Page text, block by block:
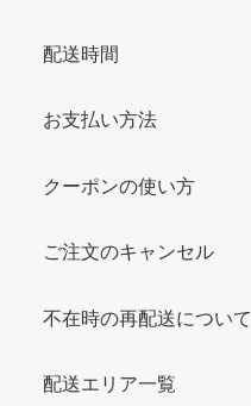
配送時間
お支払い方法
クーポンの使い方
ご注文のキャンセル
不在時の再配送について
配送エリア一覧